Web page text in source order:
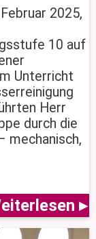
2025,
10 auf
Unterricht
Herr
durch die
mechanisch,
▸